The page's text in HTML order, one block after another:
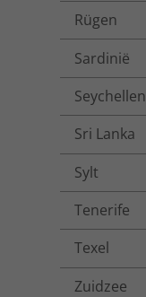
Rügen
Sardinië
Seychellen
Sri Lanka
Sylt
Tenerife
Texel
Zuidzee